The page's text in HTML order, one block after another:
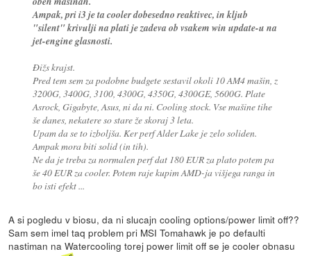
Ampak, pri i3 je ta cooler dobesedno reaktivec, in kljub
"silent" krivulji na plati je zadeva ob vsakem win update-u na
jet-engine glasnosti.
Đižs krajst.
Pred tem sem za podobne budgete sestavil okoli 10 AM4 mašin, z
3200G, 3400G, 3100, 4300G, 4350G, 4300GE, 5600G. Plate
Asrock, Gigabyte, Asus, ni da ni. Cooling stock. Vse mašine tihe
še danes, nekatere so stare že skoraj 3 leta.
Upam da se to izboljša. Ker perf Alder Lake je zelo soliden.
Ampak mora biti solid (in tih).
Ne da je treba za normalen perf dat 180 EUR za plato potem pa
še 40 EUR za cooler. Potem raje kupim AMD-ja višjega ranga in
bo isti efekt ...
A si pogledu v biosu, da ni slucajn cooling options/power limit off??
Sam sem imel taq problem pri MSI Tomahawk je po defaulti
nastiman na Watercooling torej power limit off se je cooler obnasu